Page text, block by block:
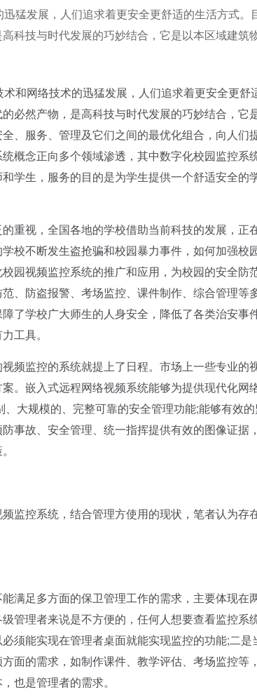
猛发展，人们追求着更安全更舒适的生活方式。
科技与时代发展的巧妙结合，它是以本区域建筑
和网络技术的迅猛发展，人们追求着更安全更舒
必然产物，是高科技与时代发展的巧妙结合，它
、服务、管理及它们之间的最优化组合，向人们
概念正向多个领域渗透，其中数字化校园监控系
学生，服务的目的是为学生提供一个舒适安全的
视，全国各地的学校借助当前科技的发展，正
校不断发生盗抢骗和校园暴力事件，如何加强校
园视频监控系统的推广和应用，为校园的安全防
、防盗报警、考场监控、课件制作、综合管理等
了学校广大师生的人身安全，降低了各类治安事
工具。
监控的系统就提上了日程。市场上一些专业的
。嵌入式远程网络视频系统能够为提供现代化网
大规模的、完整可靠的安全管理功能;能够有效
事故、安全管理、统一指挥提供有效的图像证据
控系统，结合管理方使用的现状，笔者认为存
足多方面的保卫管理工作的需求，主要体现在
管理者来说是不方便的，任何人想要查看监控系
须能实现在管理者桌面就能实现监控的功能;二是
面的需求，如制作课件、教学评估、考场监控等
也是管理者的需求。